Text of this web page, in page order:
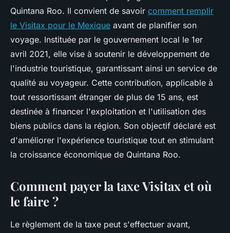
Quintana Roo. Il convient de savoir comment remplir
le Visitax pour le Mexique avant de planifier son
voyage. Instituée par le gouvernement local le 1er
avril 2021, elle vise à soutenir le développement de
l'industrie touristique, garantissant ainsi un service de
qualité au voyageur. Cette contribution, applicable à
tout ressortissant étranger de plus de 15 ans, est
destinée à financer l'exploitation et l'utilisation des
biens publics dans la région. Son objectif déclaré est
d'améliorer l'expérience touristique tout en stimulant
la croissance économique de Quintana Roo.
Comment payer la taxe Visitax et où
le faire ?
Le règlement de la taxe peut s'effectuer avant,